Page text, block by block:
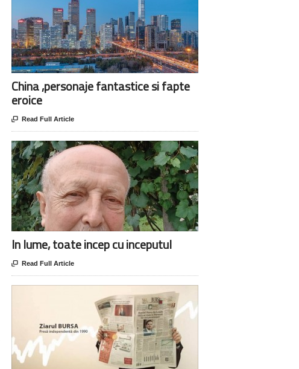
China ,personaje fantastice si fapte
eroice
 Read Full Article
In lume, toate incep cu inceputul
 Read Full Article